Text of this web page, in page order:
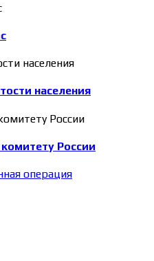
населения
России
операция